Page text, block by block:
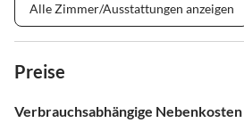
Alle Zimmer/Ausstattungen anzeigen
Preise
Verbrauchsabhängige Nebenkosten